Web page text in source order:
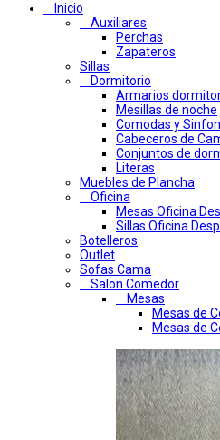
Inicio
Auxiliares
Perchas
Zapateros
Sillas
Dormitorio
Armarios
Mesillas de noche
Comodas y
Cabeceros de
Conjuntos de
Literas
Muebles de Plancha
Oficina
Mesas Oficina
Sillas Oficina
Botelleros
Outlet
Sofas Cama
Salon Comedor
Mesas
Mesas de
Mesas de